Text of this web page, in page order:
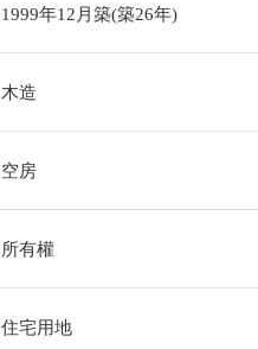
1999年12月築(築26年)
木造
空房
所有權
住宅用地